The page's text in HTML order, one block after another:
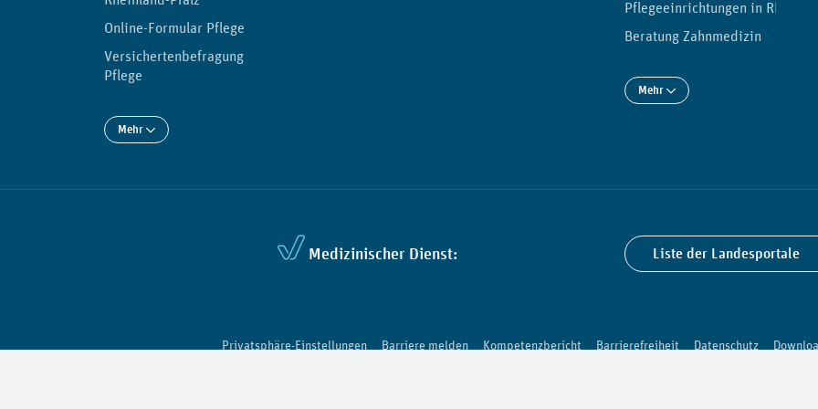
Online-Formular Pflege
Versichertenbefragung
Pflege
Mehr
Pflegeeinrichtungen in RLP
Beratung Zahnmedizin
Mehr
Medizinischer Dienst: Liste der Landesportale
Privatsphäre-Einstellungen Barriere melden Kompetenzbericht Barrierefreiheit Datenschutz